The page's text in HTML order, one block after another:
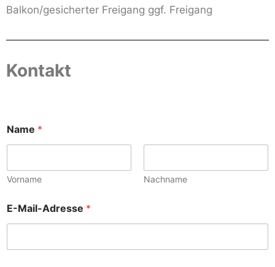
Balkon/gesicherter Freigang ggf. Freigang
Kontakt
Name *
Vorname Nachname
E-Mail-Adresse *